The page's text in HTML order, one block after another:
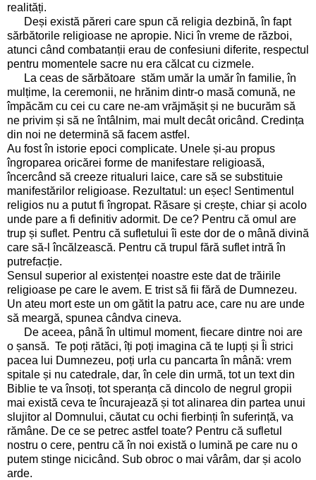
realități.
Deși există păreri care spun că religia dezbină, în fapt
sărbătorile religioase ne apropie. Nici în vreme de război,
atunci când combatanții erau de confesiuni diferite, respectul
pentru momentele sacre nu era călcat cu cizmele.
La ceas de sărbătoare stăm umăr la umăr în familie, în
mulțime, la ceremonii, ne hrănim dintr-o masă comună, ne
împăcăm cu cei cu care ne-am vrăjmășit și ne bucurăm să
ne privim și să ne întâlnim, mai mult decât oricând. Credința
din noi ne determină să facem astfel.
Au fost în istorie epoci complicate. Unele și-au propus
îngroparea oricărei forme de manifestare religioasă,
încercând să creeze ritualuri laice, care să se substituie
manifestărilor religioase. Rezultatul: un eșec! Sentimentul
religios nu a putut fi îngropat. Răsare și crește, chiar și acolo
unde pare a fi definitiv adormit. De ce? Pentru că omul are
trup și suflet. Pentru că sufletului îi este dor de o mână divină
care să-l încălzească. Pentru că trupul fără suflet intră în
putrefacție.
Sensul superior al existenței noastre este dat de trăirile
religioase pe care le avem. E trist să fii fără de Dumnezeu.
Un ateu mort este un om gătit la patru ace, care nu are unde
să meargă, spunea cândva cineva.
De aceea, până în ultimul moment, fiecare dintre noi are
o șansă. Te poți rătăci, îți poți imagina că te lupți și Îi strici
pacea lui Dumnezeu, poți urla cu pancarta în mână: vrem
spitale și nu catedrale, dar, în cele din urmă, tot un text din
Biblie te va însoți, tot speranța că dincolo de negrul gropii
mai există ceva te încurajează și tot alinarea din partea unui
slujitor al Domnului, căutat cu ochi fierbinți în suferință, va
rămâne. De ce se petrec astfel toate? Pentru că sufletul
nostru o cere, pentru că în noi există o lumină pe care nu o
putem stinge nicicând. Sub obroc o mai vârâm, dar și acolo
arde.